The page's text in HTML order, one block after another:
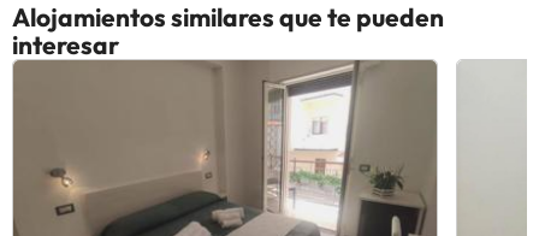
Alojamientos similares que te pueden
interesar